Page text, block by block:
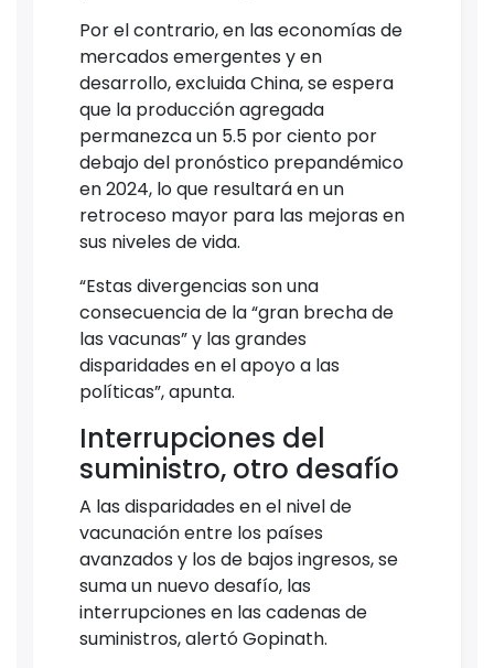
Por el contrario, en las economías de
mercados emergentes y en
desarrollo, excluida China, se espera
que la producción agregada
permanezca un 5.5 por ciento por
debajo del pronóstico prepandémico
en 2024, lo que resultará en un
retroceso mayor para las mejoras en
sus niveles de vida.
“Estas divergencias son una
consecuencia de la “gran brecha de
las vacunas” y las grandes
disparidades en el apoyo a las
políticas”, apunta.
Interrupciones del
suministro, otro desafío
A las disparidades en el nivel de
vacunación entre los países
avanzados y los de bajos ingresos, se
suma un nuevo desafío, las
interrupciones en las cadenas de
suministros, alertó Gopinath.